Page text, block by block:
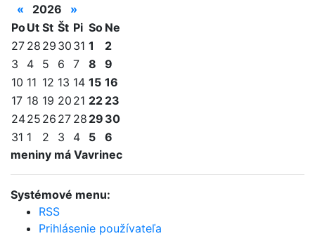
«
2026
»
PoUt St Št Pi So Ne
27 28 29 30 31 1
2
3
4 5 6 7 8
9
10 11 12 13 14 15 16
17 18 19 20 21 22 23
2425 26 27 28 29 30
31 1 2 3 4 5
6
meniny má Vavrinec
Systémové menu:
RSS
Prihlásenie používateľa